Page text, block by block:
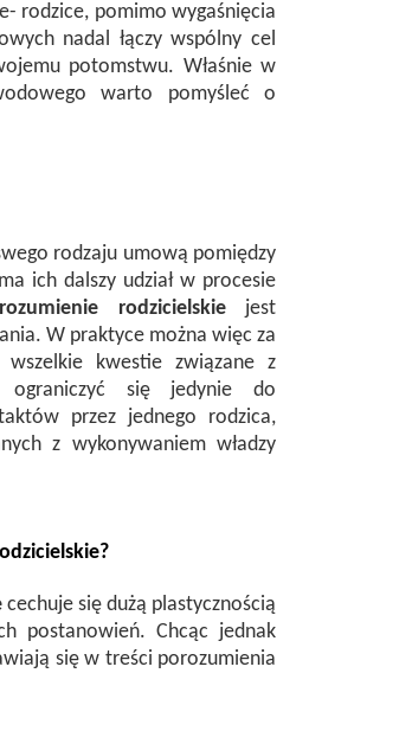
rodzice, pomimo wygaśnięcia
nadal łączy wspólny cel
potomstwu. Właśnie w
warto pomyśleć o
rodzaju umową pomiędzy
ich dalszy udział w procesie
rodzicielskiejest
W praktyce można więc za
kwestie związane z
ograniczyć się jedynie do
przez jednego rodzica,
z wykonywaniem władzy
?
cechuje się dużą plastycznością
postanowień. Chcąc jednak
się w treści porozumienia